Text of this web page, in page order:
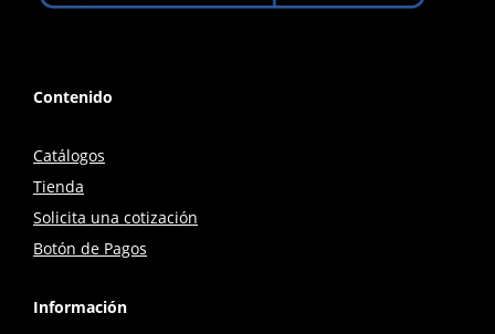
Contenido
Catálogos
Tienda
Solicita una cotización
Botón de Pagos
Información